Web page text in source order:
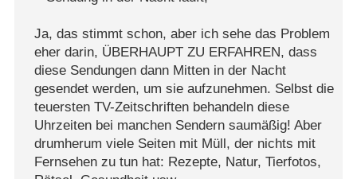
Ja, das stimmt schon, aber ich sehe das Problem
eher darin, ÜBERHAUPT ZU ERFAHREN, dass
diese Sendungen dann Mitten in der Nacht
gesendet werden, um sie aufzunehmen. Selbst die
teuersten TV-Zeitschriften behandeln diese
Uhrzeiten bei manchen Sendern saumäßig! Aber
drumherum viele Seiten mit Müll, der nichts mit
Fernsehen zu tun hat: Rezepte, Natur, Tierfotos,